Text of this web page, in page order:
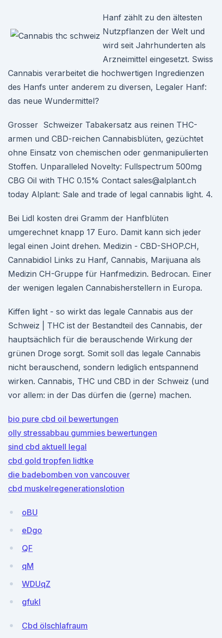
Hanf zählt zu den ältesten
Nutzpflanzen der Welt und
wird seit Jahrhunderten als
Arzneimittel eingesetzt. Swiss
Cannabis verarbeitet die hochwertigen Ingredienzen
des Hanfs unter anderem zu diversen, Legaler Hanf:
das neue Wundermittel?
Grosser Schweizer Tabakersatz aus reinen THC-
armen und CBD-reichen Cannabisblüten, gezüchtet
ohne Einsatz von chemischen oder genmanipulierten
Stoffen. Unparalleled Novelty: Fullspectrum 500mg
CBG Oil with THC 0.15% Contact sales@alplant.ch
today Alplant: Sale and trade of legal cannabis light. 4.
Bei Lidl kosten drei Gramm der Hanfblüten
umgerechnet knapp 17 Euro. Damit kann sich jeder
legal einen Joint drehen. Medizin - CBD-SHOP.CH,
Cannabidiol Links zu Hanf, Cannabis, Marijuana als
Medizin CH-Gruppe für Hanfmedizin. Bedrocan. Einer
der wenigen legalen Cannabisherstellern in Europa.
Kiffen light - so wirkt das legale Cannabis aus der
Schweiz | THC ist der Bestandteil des Cannabis, der
hauptsächlich für die berauschende Wirkung der
grünen Droge sorgt. Somit soll das legale Cannabis
nicht berauschend, sondern lediglich entspannend
wirken. Cannabis, THC und CBD in der Schweiz (und
vor allem: in der Das dürfen die (gerne) machen.
bio pure cbd oil bewertungen
olly stressabbau gummies bewertungen
sind cbd aktuell legal
cbd gold tropfen lidtke
die badebomben von vancouver
cbd muskelregenerationslotion
oBU
eDgo
QF
qM
WDUqZ
gfukI
Cbd ölschlafraum